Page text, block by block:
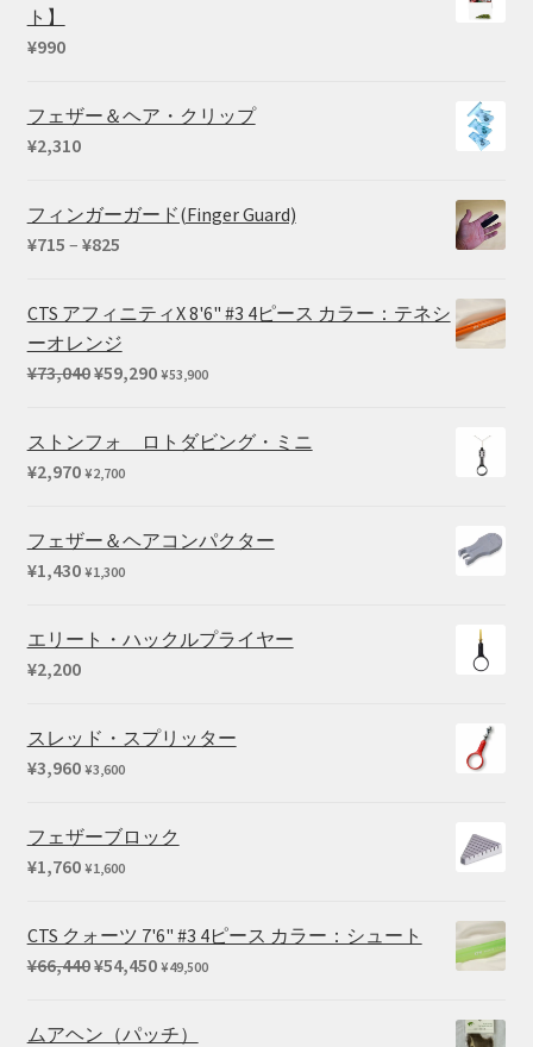
ト】
¥990
フェザー＆ヘア・クリップ
¥2,310
フィンガーガード(Finger Guard)
¥715 – ¥825価
¥715
¥825
CTS アフィニティX 8'6" #3 4ピース カラー：テネシ
ーオレンジ
¥73,040元
価
で
し
¥59,290現
の
¥59,290
¥53,900
ストンフォ ロトダビング・ミニ
¥2,970 ¥2,700
フェザー＆ヘアコンパクター
¥1,430 ¥1,300
エリート・ハックルプライヤー
¥2,200
スレッド・スプリッター
¥3,960 ¥3,600
フェザーブロック
¥1,760 ¥1,600
CTS クォーツ 7'6" #3 4ピース カラー：シュート
¥66,440元
¥54,450現
の
¥49,500
ムアヘン（パッチ）